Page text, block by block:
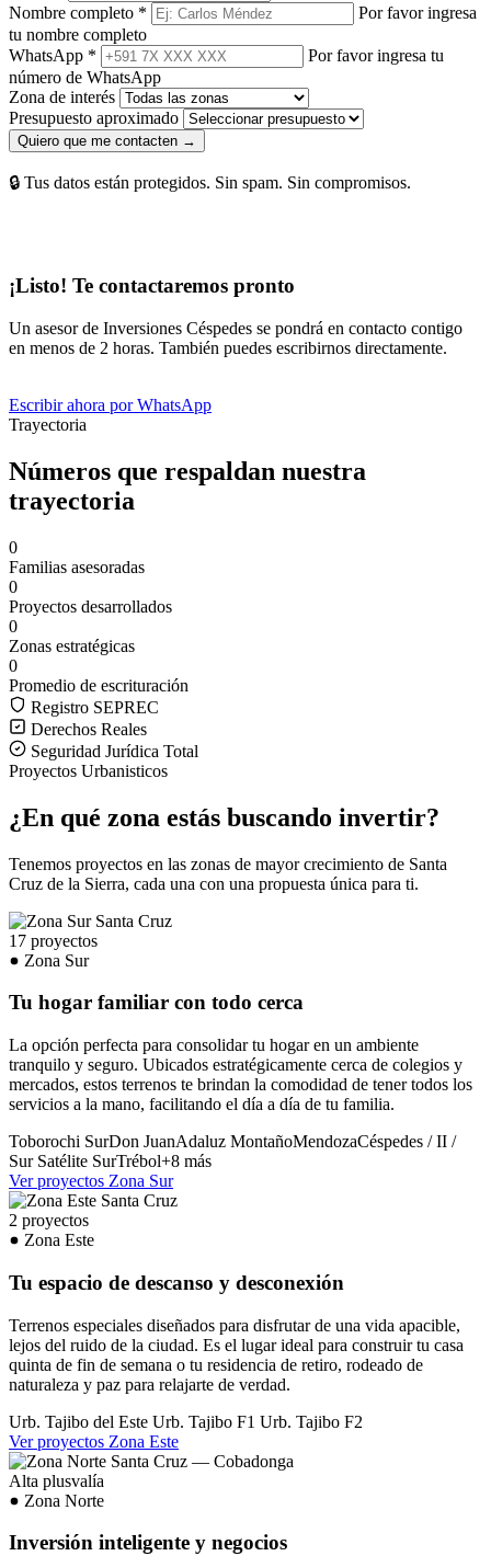
Nombre completo *
Por favor ingresa
tu nombre completo
WhatsApp *
Por favor ingresa tu
número de WhatsApp
Zona de interés
Presupuesto aproximado
Quiero que me contacten →
🔒 Tus datos están protegidos. Sin spam. Sin compromisos.
¡Listo! Te contactaremos pronto
Un asesor de Inversiones Céspedes se pondrá en contacto contigo
en menos de 2 horas. También puedes escribirnos directamente.
Escribir ahora por WhatsApp
Trayectoria
Números que respaldan nuestra
trayectoria
0
Familias asesoradas
0
Proyectos desarrollados
0
Zonas estratégicas
0
Promedio de escrituración
Registro SEPREC
Derechos Reales
Seguridad Jurídica Total
Proyectos Urbanisticos
¿En qué zona estás buscando invertir?
Tenemos proyectos en las zonas de mayor crecimiento de Santa
Cruz de la Sierra, cada una con una propuesta única para ti.
17 proyectos
Zona Sur
Tu hogar familiar con todo cerca
La opción perfecta para consolidar tu hogar en un ambiente
tranquilo y seguro. Ubicados estratégicamente cerca de colegios y
mercados, estos terrenos te brindan la comodidad de tener todos los
servicios a la mano, facilitando el día a día de tu familia.
Toborochi SurDon JuanAdaluz MontañoMendozaCéspedes / II /
Sur Satélite SurTrébol+8 más
Ver proyectos Zona Sur
2 proyectos
Zona Este
Tu espacio de descanso y desconexión
Terrenos especiales diseñados para disfrutar de una vida apacible,
lejos del ruido de la ciudad. Es el lugar ideal para construir tu casa
quinta de fin de semana o tu residencia de retiro, rodeado de
naturaleza y paz para relajarte de verdad.
Urb. Tajibo del Este Urb. Tajibo F1 Urb. Tajibo F2
Ver proyectos Zona Este
Alta plusvalía
Zona Norte
Inversión inteligente y negocios